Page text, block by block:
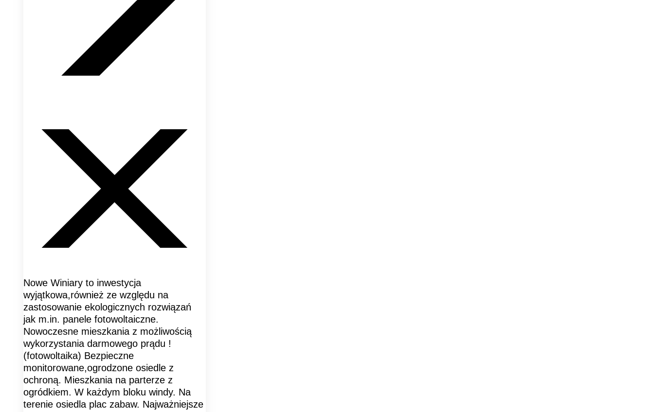
Nowe Winiary to inwestycja
wyjątkowa,również ze względu na
zastosowanie ekologicznych rozwiązań
jak m.in. panele fotowoltaiczne.
Nowoczesne mieszkania z możliwością
wykorzystania darmowego prądu !
(fotowoltaika) Bezpieczne
monitorowane,ogrodzone osiedle z
ochroną. Mieszkania na parterze z
ogródkiem. W każdym bloku windy. Na
terenie osiedla plac zabaw. Najważniejsze